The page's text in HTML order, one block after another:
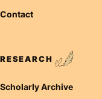
Contact
RESEARCH
Scholarly Archive